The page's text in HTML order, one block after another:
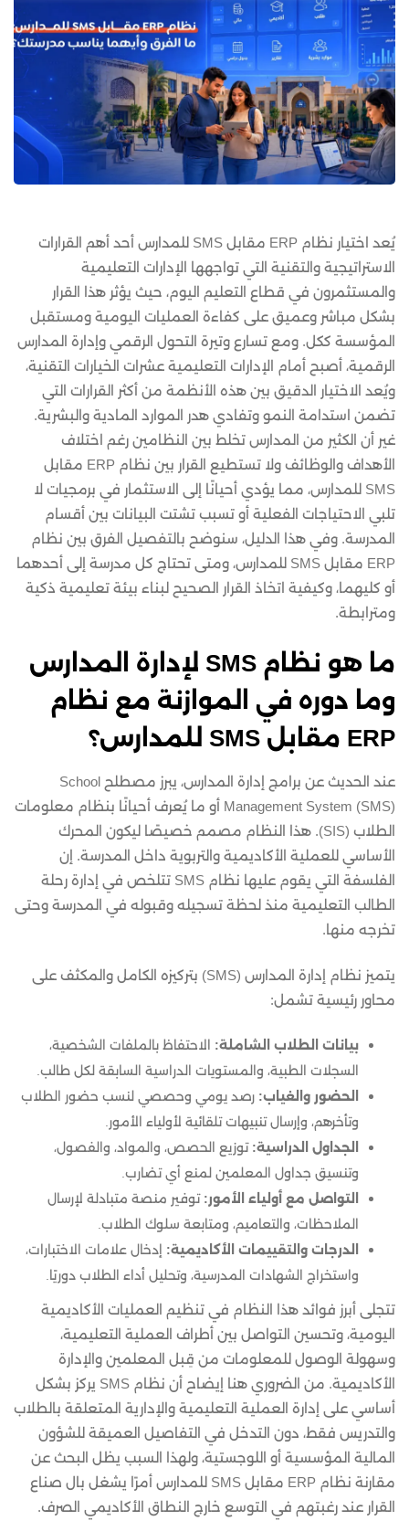
يُعد اختيار نظام ERP مقابل SMS للمدارس أحد أهم القرارات
الاستراتيجية والتقنية التي تواجهها الإدارات التعليمية
والمستثمرون في قطاع التعليم اليوم، حيث يؤثر هذا القرار
بشكل مباشر وعميق على كفاءة العمليات اليومية ومستقبل
المؤسسة ككل. ومع تسارع وتيرة التحول الرقمي وإدارة المدارس
الرقمية، أصبح أمام الإدارات التعليمية عشرات الخيارات التقنية،
ويُعد الاختيار الدقيق بين هذه الأنظمة من أكثر القرارات التي
تضمن استدامة النمو وتفادي هدر الموارد المادية والبشرية.
غير أن الكثير من المدارس تخلط بين النظامين رغم اختلاف
الأهداف والوظائف ولا تستطيع القرار بين نظام ERP مقابل
SMS للمدارس، مما يؤدي أحيانًا إلى الاستثمار في برمجيات لا
تلبي الاحتياجات الفعلية أو تسبب تشتت البيانات بين أقسام
المدرسة. وفي هذا الدليل، سنوضح بالتفصيل الفرق بين نظام
ERP مقابل SMS للمدارس، ومتى تحتاج كل مدرسة إلى أحدهما
أو كليهما، وكيفية اتخاذ القرار الصحيح لبناء بيئة تعليمية ذكية
ومترابطة.
ما هو نظام SMS لإدارة المدارس
وما دوره في الموازنة مع نظام
ERP مقابل SMS للمدارس؟
عند الحديث عن برامج إدارة المدارس، يبرز مصطلح School
Management System (SMS) أو ما يُعرف أحيانًا بنظام معلومات
الطلاب (SIS). هذا النظام مصمم خصيصًا ليكون المحرك
الأساسي للعملية الأكاديمية والتربوية داخل المدرسة. إن
الفلسفة التي يقوم عليها نظام SMS تتلخص في إدارة رحلة
الطالب التعليمية منذ لحظة تسجيله وقبوله في المدرسة وحتى
تخرجه منها.
يتميز نظام إدارة المدارس (SMS) بتركيزه الكامل والمكثف على
محاور رئيسية تشمل:
بيانات الطلاب الشاملة: الاحتفاظ بالملفات الشخصية،
السجلات الطبية، والمستويات الدراسية السابقة لكل طالب.
الحضور والغياب: رصد يومي وحصصي لنسب حضور الطلاب
وتأخرهم، وإرسال تنبيهات تلقائية لأولياء الأمور.
الجداول الدراسية: توزيع الحصص، والمواد، والفصول،
وتنسيق جداول المعلمين لمنع أي تضارب.
التواصل مع أولياء الأمور: توفير منصة متبادلة لإرسال
الملاحظات، والتعاميم، ومتابعة سلوك الطلاب.
الدرجات والتقييمات الأكاديمية: إدخال علامات الاختبارات،
واستخراج الشهادات المدرسية، وتحليل أداء الطلاب دوريًا.
تتجلى أبرز فوائد هذا النظام في تنظيم العمليات الأكاديمية
اليومية، وتحسين التواصل بين أطراف العملية التعليمية،
وسهولة الوصول للمعلومات من قِبل المعلمين والإدارة
الأكاديمية. من الضروري هنا إيضاح أن نظام SMS يركز بشكل
أساسي على إدارة العملية التعليمية والإدارية المتعلقة بالطلاب
والتدريس فقط، دون التدخل في التفاصيل العميقة للشؤون
المالية المؤسسية أو اللوجستية، ولهذا السبب يظل البحث عن
مقارنة نظام ERP مقابل SMS للمدارس أمرًا يشغل بال صناع
القرار عند رغبتهم في التوسع خارج النطاق الأكاديمي الصرف.